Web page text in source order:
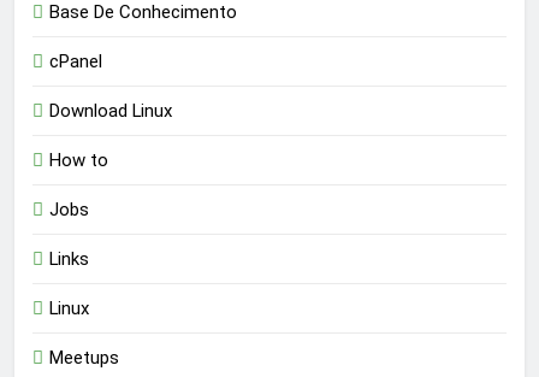
Base De Conhecimento
cPanel
Download Linux
How to
Jobs
Links
Linux
Meetups